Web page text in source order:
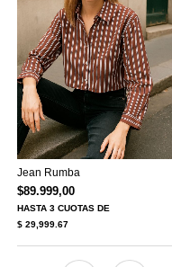
Jean Rumba
$89.999,00
HASTA 3 CUOTASDE
$ 29,999.67